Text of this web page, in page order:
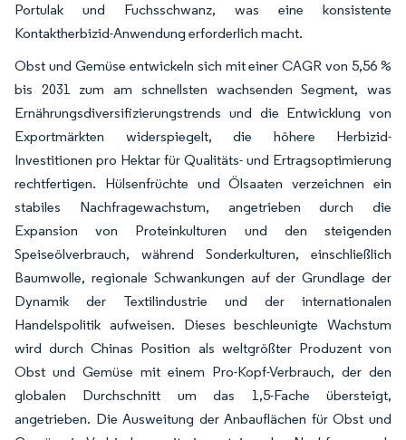
Portulak und Fuchsschwanz, was eine konsistente
Kontaktherbizid-Anwendung erforderlich macht.
Obst und Gemüse entwickeln sich mit einer CAGR von 5,56 %
bis 2031 zum am schnellsten wachsenden Segment, was
Ernährungsdiversifizierungstrends und die Entwicklung von
Exportmärkten widerspiegelt, die höhere Herbizid-
Investitionen pro Hektar für Qualitäts- und Ertragsoptimierung
rechtfertigen. Hülsenfrüchte und Ölsaaten verzeichnen ein
stabiles Nachfragewachstum, angetrieben durch die
Expansion von Proteinkulturen und den steigenden
Speiseölverbrauch, während Sonderkulturen, einschließlich
Baumwolle, regionale Schwankungen auf der Grundlage der
Dynamik der Textilindustrie und der internationalen
Handelspolitik aufweisen. Dieses beschleunigte Wachstum
wird durch Chinas Position als weltgrößter Produzent von
Obst und Gemüse mit einem Pro-Kopf-Verbrauch, der den
globalen Durchschnitt um das 1,5-Fache übersteigt,
angetrieben. Die Ausweitung der Anbauflächen für Obst und